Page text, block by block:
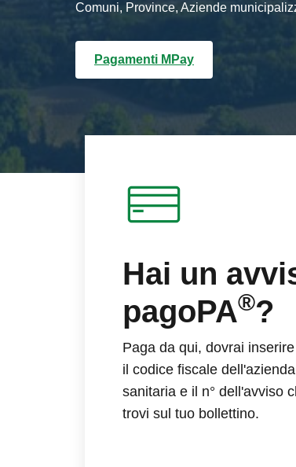
Comuni, Province, Aziende
Pagamenti MPay
Hai un
pagoPA®?
Paga da qui, dovrai
il codice fiscale dell'azienda
sanitaria e il n° dell'avviso
trovi sul tuo bollettino.